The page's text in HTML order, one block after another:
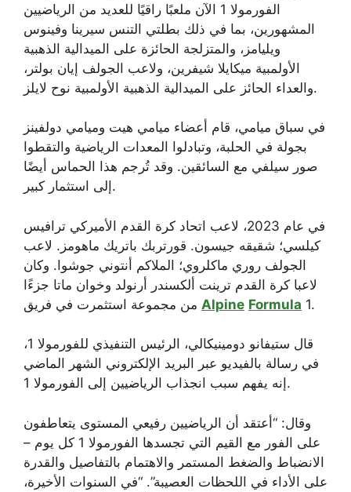
الفورمولا 1 الآن ملعبًا راقيًا للعديد من الرياضيين
المشهورين، بما في ذلك بطلتي التنس سيرينا وفينوس
ويليامز، والمتزلجة الحائزة على الميدالية الذهبية
الأولمبية ميكايلا شيفرين، ولاعب الجولف إيان بولتر،
والعداء الحائز على الميدالية الذهبية الأولمبية نوح لايلز.
في سباق ميامي، قام أعضاء ميامي هيت وميامي دولفينز
بجولة في الحلبة، وتبادلوا المعدات الرياضية والتقطوا
صور سيلفي مع السائقين. وقد تُرجم هذا الحماس أيضًا
إلى استثمار كبير.
في عام 2023، لاعب اتحاد كرة القدم الأميركي ترافيس
كيلسي؛ شقيقه جيسون. قورتربك باتريك ماهومز. لاعب
الجولف روري ماكلروي؛ الملاكم أنتوني جوشوا. وكان
لاعبا كرة القدم ترينت ألكسندر أرنولد وخوان ماتا جزءًا
Alpine Formula 1.
قال ستيفانو دومينيكالي، الرئيس التنفيذي للفورمولا 1،
في رسالة بالفيديو عبر البريد الإلكتروني الشهر الماضي
إنه يفهم سبب انجذاب الرياضيين إلى الفورمولا 1.
وقال: “أعتقد أن الرياضيين رفيعي المستوى يتعاطفون
على الفور مع القيم التي تجسدها الفورمولا 1 كل يوم –
الانضباط والضغط المستمر والاهتمام بالتفاصيل والقدرة
على الأداء في اللحظات العصيبة”. “في السنوات الأخيرة،